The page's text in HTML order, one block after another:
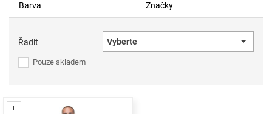
Barva Značky
Řadit Vyberte
Pouze skladem
L